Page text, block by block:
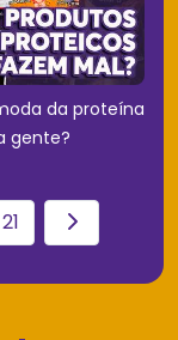
da proteína
gente?
21